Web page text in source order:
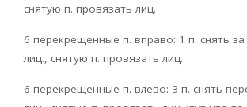
снятую п. провязать лиц.
6 перекрещенные п. вправо: 1 п. снять
лиц., снятую п. провязать лиц.
6 перекрещенные п. влево: 3 п. снять